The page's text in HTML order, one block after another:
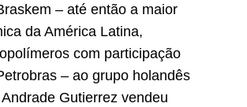
– até então a maior
da América Latina,
com participação
– ao grupo holandês
Gutierrez vendeu